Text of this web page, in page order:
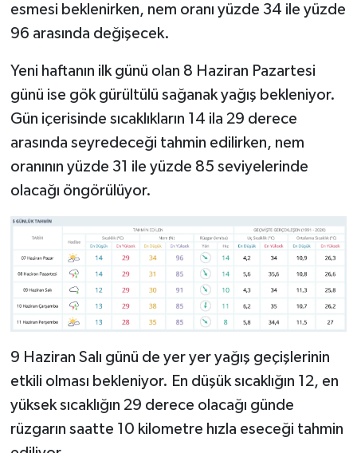
esmesi beklenirken, nem oranı yüzde 34 ile yüzde
96 arasında değişecek.
Yeni haftanın ilk günü olan 8 Haziran Pazartesi
günü ise gök gürültülü sağanak yağış bekleniyor.
Gün içerisinde sıcaklıkların 14 ila 29 derece
arasında seyredeceği tahmin edilirken, nem
oranının yüzde 31 ile yüzde 85 seviyelerinde
olacağı öngörülüyor.
9 Haziran Salı günü de yer yer yağış geçişlerinin
etkili olması bekleniyor. En düşük sıcaklığın 12, en
yüksek sıcaklığın 29 derece olacağı günde
rüzgarın saatte 10 kilometre hızla eseceği tahmin